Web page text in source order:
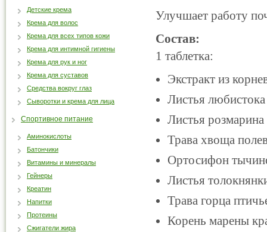
Улучшает работу
Состав:
1 таблетка:
Экстракт из
Листья
Листья
Трава хвоща
Ортосифон
Листья
Трава горца
Корень марены
Детские крема
Крема для волос
Крема для всех типов кожи
Крема для интимной гигиены
Крема для рук и ног
Крема для суставов
Средства вокруг глаз
Сыворотки и крема для лица
Спортивное питание
Аминокислоты
Батончики
Витамины и минералы
Гейнеры
Креатин
Напитки
Протеины
Сжигатели жира